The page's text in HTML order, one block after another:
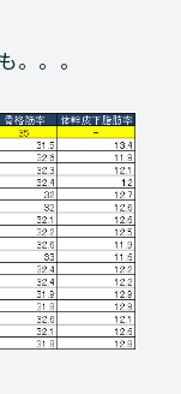
。。。